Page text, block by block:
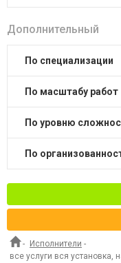
Дополнительный
по специализации
по масштабу работ
по уровню
по
- Исполнители -
все услуги вся